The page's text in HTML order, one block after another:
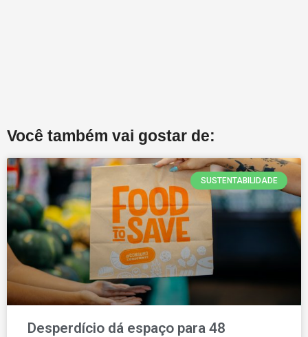
Você também vai gostar de:
SUSTENTABILIDADE
Desperdício dá espaço para 48